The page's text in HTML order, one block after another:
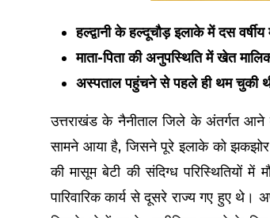
हल्द्वानी के हल्दूचौड़ इलाके में दस
माता-पिता की अनुपस्थिति में खेत
अस्पताल पहुंचने से पहले ही थम चुकी थीं
उत्तराखंड के नैनीताल जिले के अंतर्गत आने
सामने आया है, जिसने पूरे इलाके को
की मासूम बेटी की संदिग्ध परिस्थितियों
पारिवारिक कार्य से दूसरे राज्य गए हुए